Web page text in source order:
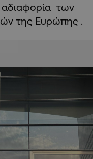
αδιαφορία των
της Ευρώπης .